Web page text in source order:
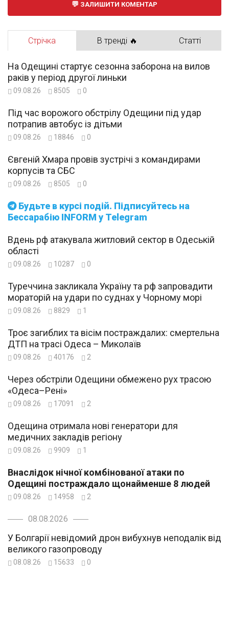
ЗАЛИШИТИ КОМЕНТАР
Стрічка В тренді 🔥 Статті
Будьте в курсі подій. Підписуйтесь на
Бессарабію INFORM у Telegram
На Одещині стартує сезонна заборона на вилов
раків у період другої линьки
09.08.26 8505 0
Під час ворожого обстрілу Одещини під удар
потрапив автобус із дітьми
09.08.26 18846 0
Євгеній Хмара провів зустрічі з командирами
корпусів та СБС
09.08.26 8505 0
Вдень рф атакувала житловий сектор в Одеській
області
09.08.26 10287 0
Туреччина закликала Україну та рф запровадити
мораторій на удари по суднах у Чорному морі
09.08.26 8829 1
Троє загиблих та вісім постраждалих: смертельна
ДТП на трасі Одеса – Миколаїв
09.08.26 40176 2
Через обстріли Одещини обмежено рух трасою
«Одеса–Рені»
09.08.26 17091 2
Одещина отримала нові генератори для
медичних закладів регіону
09.08.26 9909 1
Внаслідок нічної комбінованої атаки по
Одещині постраждало щонайменше 8 людей
09.08.26 14958 2
08.08.2026
У Болгарії невідомий дрон вибухнув неподалік від
великого газопроводу
08.08.26 15633 0